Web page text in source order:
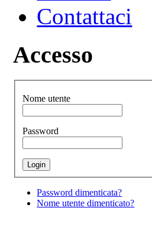
Contattaci
Accesso
Nome utente
Password
Password dimenticata?
Nome utente dimenticato?